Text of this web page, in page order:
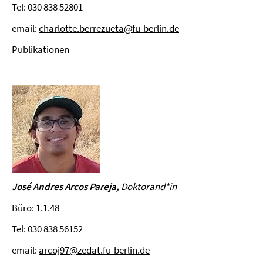
Tel: 030 838 52801
email:charlotte.berrezueta@fu-berlin.de
Publikationen
José Andres Arcos Pareja, Doktorand*in
Büro: 1.1.48
Tel: 030 838 56152
email: arcoj97@zedat.fu-berlin.de